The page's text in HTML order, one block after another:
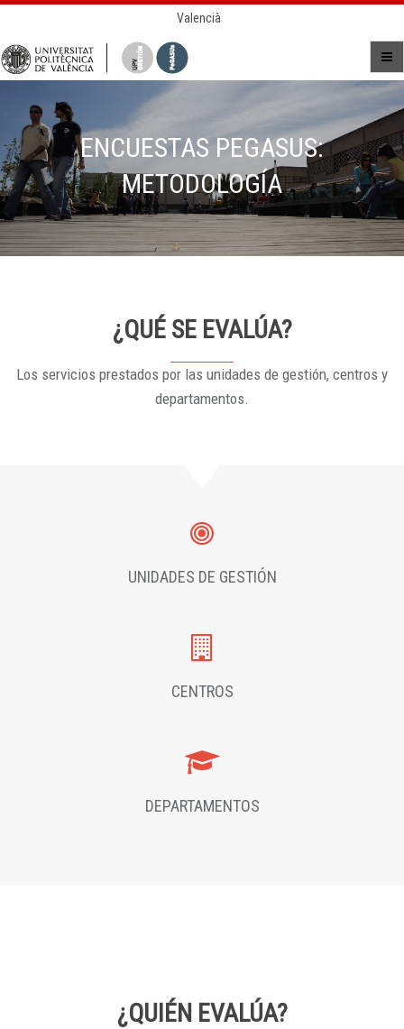
Valencià
ENCUESTAS PEGASUS:
METODOLOGÍA
¿QUÉ SE EVALÚA?
Los servicios prestados por las unidades de gestión, centros y
departamentos.
UNIDADES DE GESTIÓN
CENTROS
DEPARTAMENTOS
¿QUIÉN EVALÚA?